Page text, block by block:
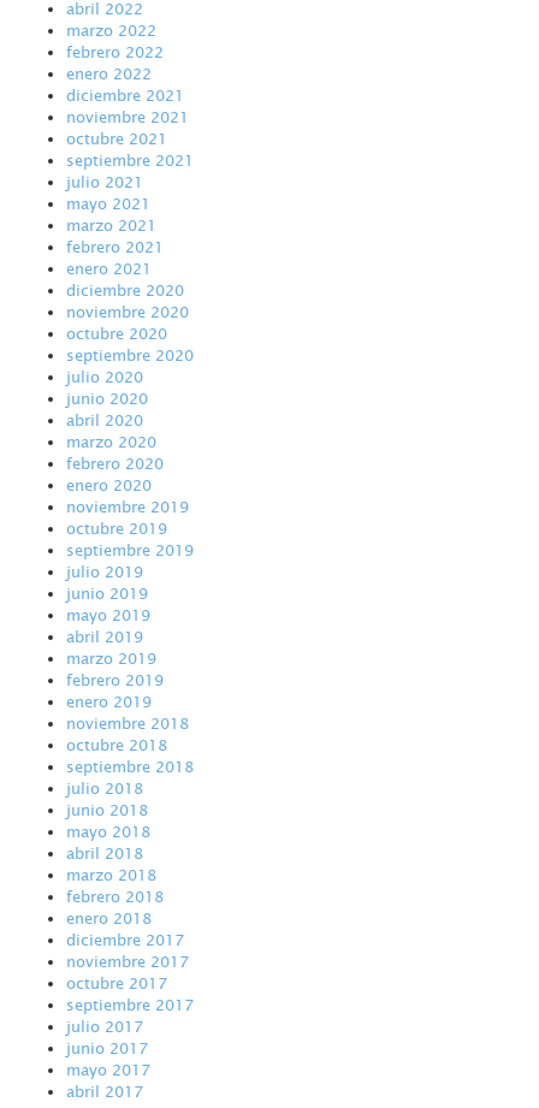
abril 2022
marzo 2022
febrero 2022
enero 2022
diciembre 2021
noviembre 2021
octubre 2021
septiembre 2021
julio 2021
mayo 2021
marzo 2021
febrero 2021
enero 2021
diciembre 2020
noviembre 2020
octubre 2020
septiembre 2020
julio 2020
junio 2020
abril 2020
marzo 2020
febrero 2020
enero 2020
noviembre 2019
octubre 2019
septiembre 2019
julio 2019
junio 2019
mayo 2019
abril 2019
marzo 2019
febrero 2019
enero 2019
noviembre 2018
octubre 2018
septiembre 2018
julio 2018
junio 2018
mayo 2018
abril 2018
marzo 2018
febrero 2018
enero 2018
diciembre 2017
noviembre 2017
octubre 2017
septiembre 2017
julio 2017
junio 2017
mayo 2017
abril 2017